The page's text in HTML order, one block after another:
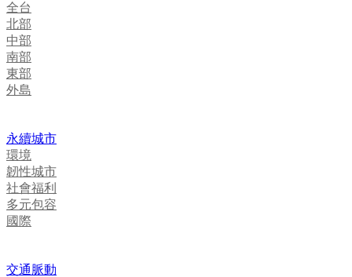
全台
北部
中部
南部
東部
外島
永續城市
環境
韌性城市
社會福利
多元包容
國際
交通脈動